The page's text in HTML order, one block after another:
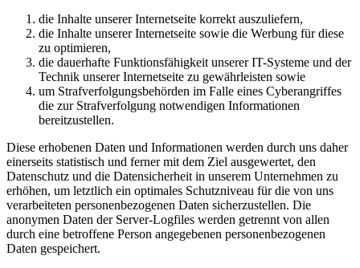
die Inhalte unserer Internetseite korrekt auszuliefern,
die Inhalte unserer Internetseite sowie die Werbung für diese
zu optimieren,
die dauerhafte Funktionsfähigkeit unserer IT-Systeme und der
Technik unserer Internetseite zu gewährleisten sowie
um Strafverfolgungsbehörden im Falle eines Cyberangriffes
die zur Strafverfolgung notwendigen Informationen
bereitzustellen.
Diese erhobenen Daten und Informationen werden durch uns daher
einerseits statistisch und ferner mit dem Ziel ausgewertet, den
Datenschutz und die Datensicherheit in unserem Unternehmen zu
erhöhen, um letztlich ein optimales Schutzniveau für die von uns
verarbeiteten personenbezogenen Daten sicherzustellen. Die
anonymen Daten der Server-Logfiles werden getrennt von allen
durch eine betroffene Person angegebenen personenbezogenen
Daten gespeichert.